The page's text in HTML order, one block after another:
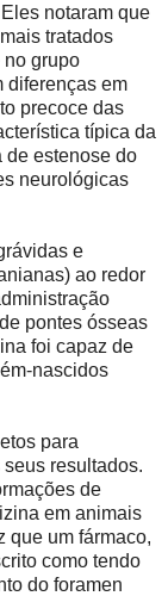
notaram que
tratados
no grupo
diferenças em
precoce das
típica da
de estenose do
neurológicas
e
ao redor
pontes ósseas
foi capaz de
nascidos
para
resultados.
de
em animais
que um fármaco,
como tendo
do foramen